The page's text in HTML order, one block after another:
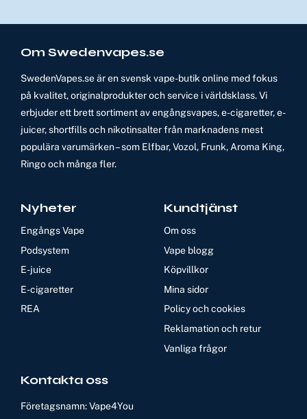
Om Swedenvapes.se
SwedenVapes.se är en svensk vape-butik online med fokus
på kvalitet, originalprodukter och service i världsklass. Vi
erbjuder ett brett sortiment av engångsvapes, e-cigaretter, e-
juicer, shortfills och nikotinsalter från marknadens mest
populära varumärken – som Elfbar, Vozol, Frunk, Aroma King,
Ringo och många fler.
Nyheter
Engångs Vape
Podsystem
E-juice
E-cigaretter
REA
Kundtjänst
Om oss
Vape blogg
Köpvillkor
Mina sidor
Policy och cookies
Reklamation och retur
Vanliga frågor
Kontakta oss
Företagsnamn: Vape4You